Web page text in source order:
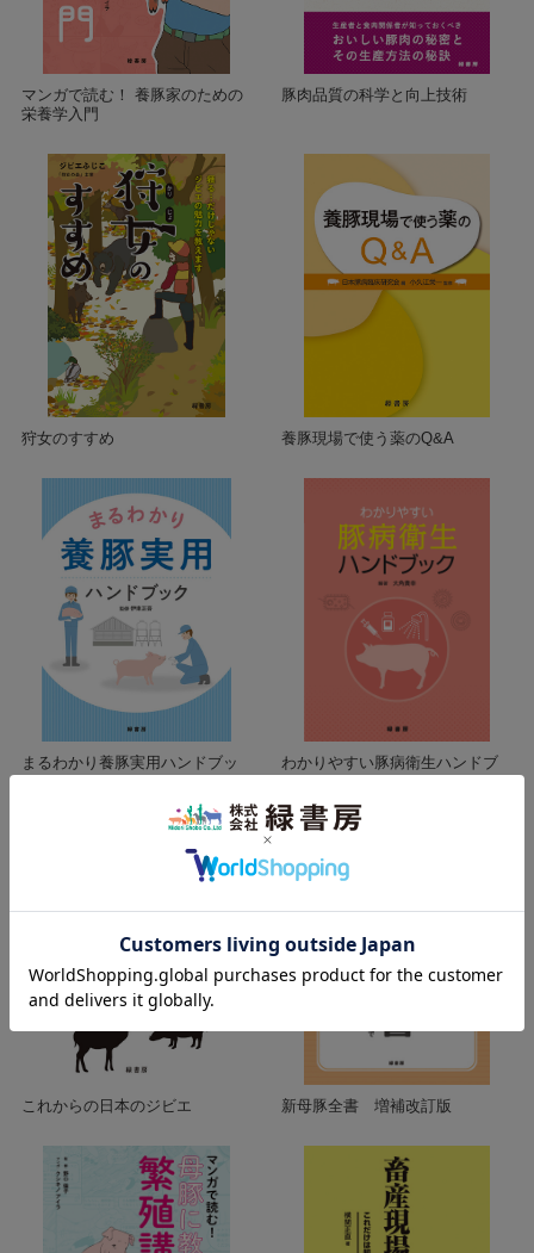
マンガで読む！ 養豚家のための
栄養学入門
豚肉品質の科学と向上技術
狩女のすすめ 養豚現場で使う薬のQ&A
まるわかり養豚実用ハンドブッ
わかりやすい豚病衛生ハンドブ
これからの日本のジビエ 新母豚全書 増補改訂版